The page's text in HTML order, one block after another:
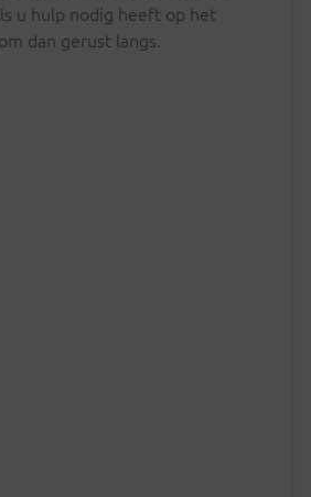
u hulp nodig heeft op het
dan gerust langs.